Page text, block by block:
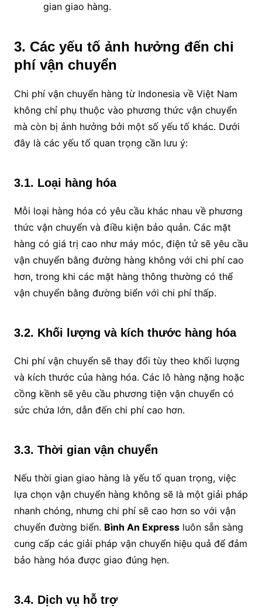
gian giao hàng.
3. Các yếu tố ảnh hưởng đến chi
phí vận chuyển
Chi phí vận chuyển hàng từ Indonesia về Việt Nam
không chỉ phụ thuộc vào phương thức vận chuyển
mà còn bị ảnh hưởng bởi một số yếu tố khác. Dưới
đây là các yếu tố quan trọng cần lưu ý:
3.1. Loại hàng hóa
Mỗi loại hàng hóa có yêu cầu khác nhau về phương
thức vận chuyển và điều kiện bảo quản. Các mặt
hàng có giá trị cao như máy móc, điện tử sẽ yêu cầu
vận chuyển bằng đường hàng không với chi phí cao
hơn, trong khi các mặt hàng thông thường có thể
vận chuyển bằng đường biển với chi phí thấp.
3.2. Khối lượng và kích thước hàng hóa
Chi phí vận chuyển sẽ thay đổi tùy theo khối lượng
và kích thước của hàng hóa. Các lô hàng nặng hoặc
cồng kềnh sẽ yêu cầu phương tiện vận chuyển có
sức chứa lớn, dẫn đến chi phí cao hơn.
3.3. Thời gian vận chuyển
Nếu thời gian giao hàng là yếu tố quan trọng, việc
lựa chọn vận chuyển hàng không sẽ là một giải pháp
nhanh chóng, nhưng chi phí sẽ cao hơn so với vận
chuyển đường biển. Bình An Expressluôn sẵn sàng
cung cấp các giải pháp vận chuyển hiệu quả để đảm
bảo hàng hóa được giao đúng hẹn.
3.4. Dịch vụ hỗ trợ